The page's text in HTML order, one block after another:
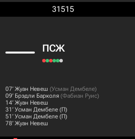
31515
ПСЖ
07‎’‎ Жуан Невеш (Усман Дембеле)
09‎’‎ Брэдли Барколя (Фабиан Руис)
14‎’‎ Жуан Невеш
31‎’‎ Усман Дембеле (П)
51‎’‎ Усман Дембеле (П)
78‎’‎ Жуан Невеш